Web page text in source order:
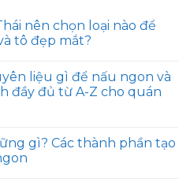
nên chọn loại nào để
tô đẹp mắt?
liệu gì để nấu ngon và
đầy đủ từ A-Z cho quán
gì? Các thành phần tạo